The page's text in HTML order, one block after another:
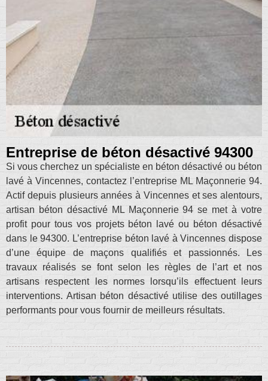
Entreprise de béton désactivé 94300
Si vous cherchez un spécialiste en béton désactivé ou béton
lavé à Vincennes, contactez l’entreprise ML Maçonnerie 94.
Actif depuis plusieurs années à Vincennes et ses alentours,
artisan béton désactivé ML Maçonnerie 94 se met à votre
profit pour tous vos projets béton lavé ou béton désactivé
dans le 94300. L’entreprise béton lavé à Vincennes dispose
d’une équipe de maçons qualifiés et passionnés. Les
travaux réalisés se font selon les règles de l’art et nos
artisans respectent les normes lorsqu’ils effectuent leurs
interventions. Artisan béton désactivé utilise des outillages
performants pour vous fournir de meilleurs résultats.